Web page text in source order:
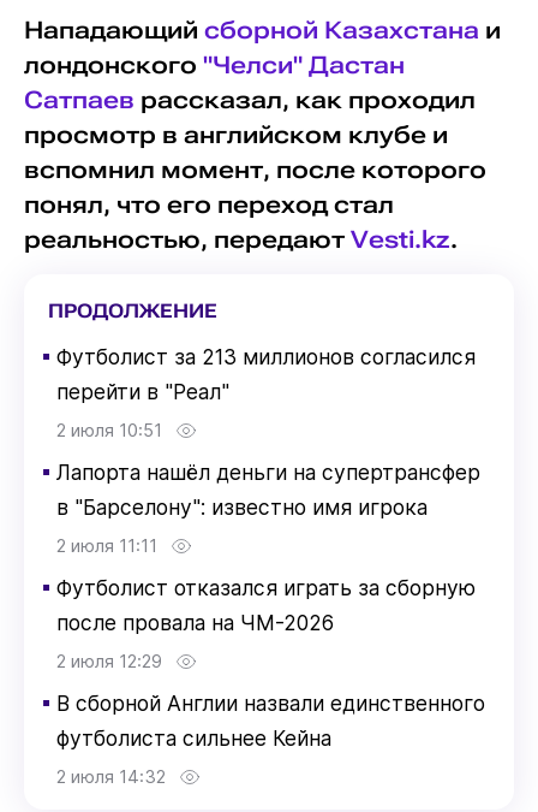
Нападающий сборной Казахстана и
лондонского "Челси" Дастан
Сатпаев рассказал, как проходил
просмотр в английском клубе и
вспомнил момент, после которого
понял, что его переход стал
реальностью, передают Vesti.kz.
ПРОДОЛЖЕНИЕ
▪ Футболист за 213 миллионов согласился
перейти в "Реал"
2 июля 10:51
▪ Лапорта нашёл деньги на супертрансфер
в "Барселону": известно имя игрока
2 июля 11:11
▪ Футболист отказался играть за сборную
после провала на ЧМ-2026
2 июля 12:29
▪ В сборной Англии назвали единственного
футболиста сильнее Кейна
2 июля 14:32